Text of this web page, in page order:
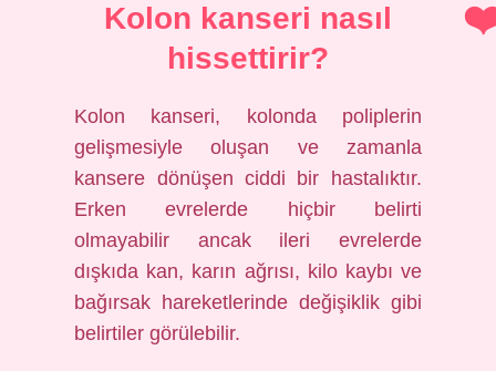
Kolon kanseri nasıl
hissettirir?
Kolon kanseri, kolonda poliplerin
gelişmesiyle oluşan ve zamanla
kansere dönüşen ciddi bir hastalıktır.
Erken evrelerde hiçbir belirti
olmayabilir ancak ileri evrelerde
dışkıda kan, karın ağrısı, kilo kaybı ve
bağırsak hareketlerinde değişiklik gibi
belirtiler görülebilir.